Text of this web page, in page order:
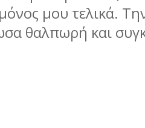
µου τελικά.
θαλπωρή και